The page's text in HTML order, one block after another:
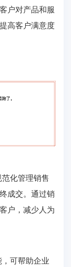
户对产品和服
高客户满意度
化管理销售
成交。通过销
户，减少人为
可帮助企业